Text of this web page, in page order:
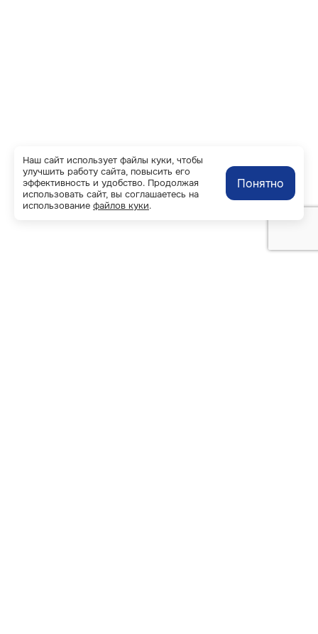
Наш сайт использует файлы куки, чтобы
улучшить работу сайта, повысить его
эффективность и удобство. Продолжая
использовать сайт, вы соглашаетесь на
использование файлов куки.
Понятно